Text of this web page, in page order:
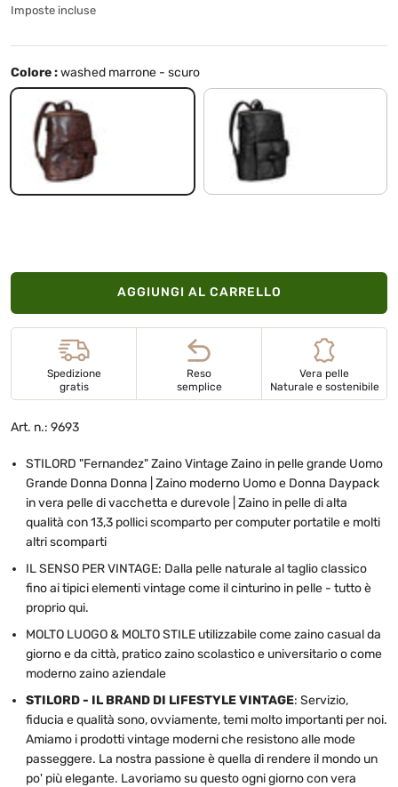
Imposte incluse
Colore :washed marrone - scuro
washed marrone - scuro nero
AGGIUNGI AL CARRELLO
Spedizione
gratis
Reso
semplice
Vera pelle
Naturale e sostenibile
Art. n.: 9693
STILORD "Fernandez" Zaino Vintage Zaino in pelle grande Uomo
Grande Donna Donna | Zaino moderno Uomo e Donna Daypack
in vera pelle di vacchetta e durevole | Zaino in pelle di alta
qualità con 13,3 pollici scomparto per computer portatile e molti
altri scomparti
IL SENSO PER VINTAGE: Dalla pelle naturale al taglio classico
fino ai tipici elementi vintage come il cinturino in pelle - tutto è
proprio qui.
MOLTO LUOGO & MOLTO STILE utilizzabile come zaino casual da
giorno e da città, pratico zaino scolastico e universitario o come
moderno zaino aziendale
STILORD - IL BRAND DI LIFESTYLE VINTAGE: Servizio,
fiducia e qualità sono, ovviamente, temi molto importanti per noi.
Amiamo i prodotti vintage moderni che resistono alle mode
passeggere. La nostra passione è quella di rendere il mondo un
po' più elegante. Lavoriamo su questo ogni giorno con vera